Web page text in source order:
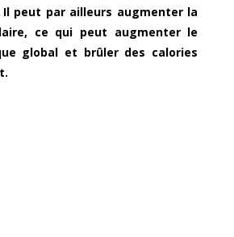
peut par ailleurs augmenter la
ce qui peut augmenter le
global et brûler des calories